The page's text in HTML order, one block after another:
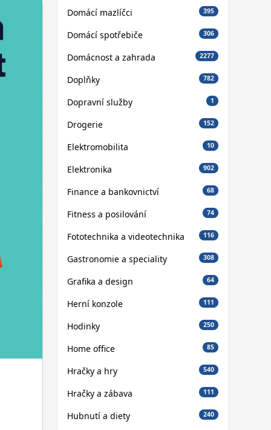
Domácí mazlíčci 395
Domácí spotřebiče 306
Domácnost a zahrada 2277
Doplňky 782
Dopravní služby 1
Drogerie 152
Elektromobilita 10
Elektronika 902
Finance a bankovnictví 68
Fitness a posilování 74
Fototechnika a videotechnika 116
Gastronomie a speciality 308
Grafika a design 64
Herní konzole 111
Hodinky 250
Home office 85
Hračky a hry 540
Hračky a zábava 111
Hubnutí a diety 240